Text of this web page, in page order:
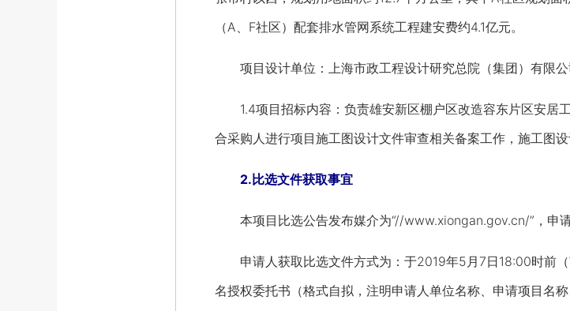
（A、F社区）配套排水管网系统工程建安费约4.1亿元。
项目设计单位：上海市政工程设计研究总院（集团）有限公
1.4项目招标内容：负责雄安新区棚户区改造容东片区安居
合采购人进行项目施工图设计文件审查相关备案工作，施工图
2.比选文件获取事宜
本项目比选公告发布媒介为“//www.xiongan.gov.cn/”，申请
申请人获取比选文件方式为：于2019年5月7日18:00时前（
名授权委托书（格式自拟，注明申请人单位名称、申请项目名